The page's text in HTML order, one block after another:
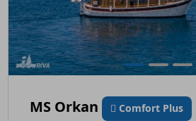
MS Orkan Comfort Plus